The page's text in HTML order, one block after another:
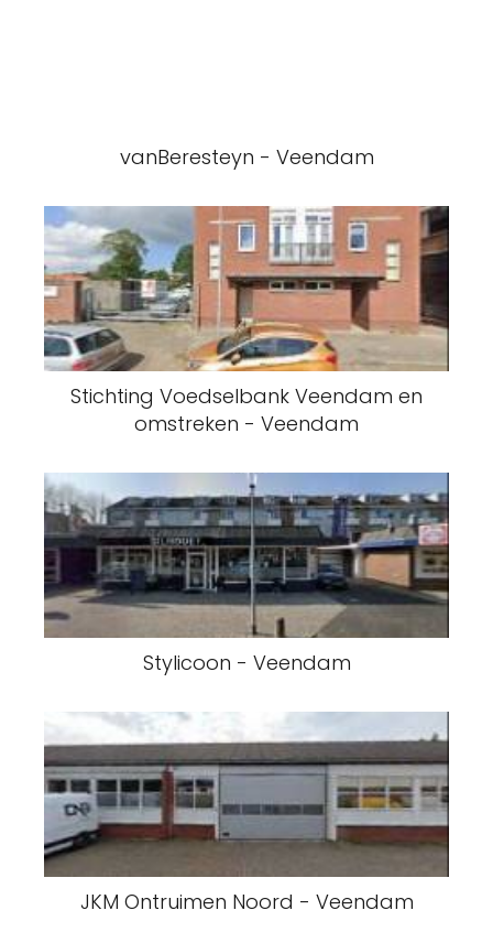
vanBeresteyn - Veendam
Stichting Voedselbank Veendam en
omstreken - Veendam
Stylicoon - Veendam
JKM Ontruimen Noord - Veendam